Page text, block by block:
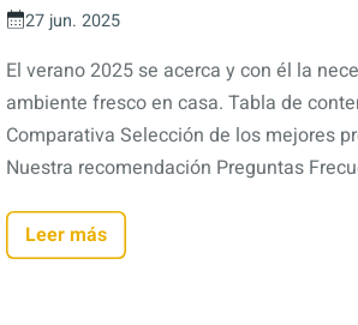
27 jun. 2025
El verano 2025 se acerca y con él la
ambiente fresco en casa. Tabla de
Comparativa Selección de los mejores
Nuestra recomendación Preguntas
Leer más